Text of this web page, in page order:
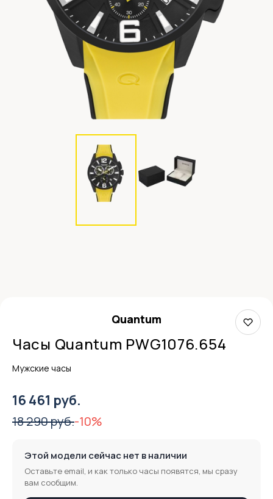
Quantum
Часы Quantum PWG1076.654
Мужские часы
16 461 руб.
18 290 руб.-10%
Этой модели сейчас нет в наличии
Оставьте email, и как только часы появятся, мы сразу
вам сообщим.